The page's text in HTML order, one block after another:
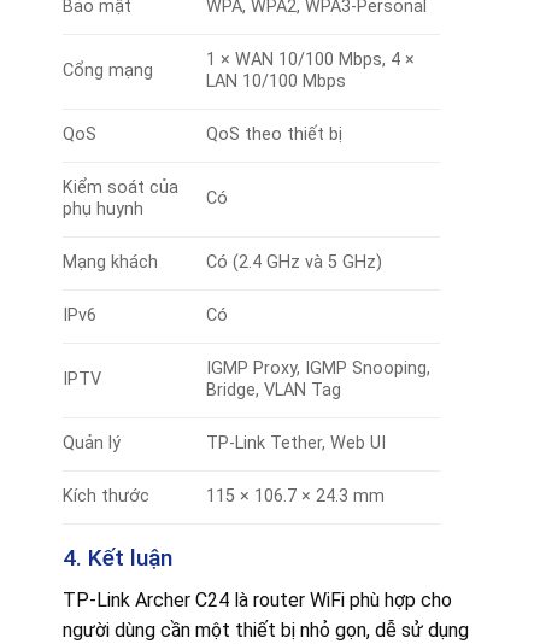
Bảo mật WPA, WPA2, WPA3-Personal
Cổng mạng
1 × WAN 10/100 Mbps, 4 ×
LAN 10/100 Mbps
QoS QoS theo thiết bị
Kiểm soát của
phụ huynh
Có
Mạng khách Có (2.4 GHz và 5 GHz)
IPv6 Có
IPTV
IGMP Proxy, IGMP Snooping,
Bridge, VLAN Tag
Quản lý TP-Link Tether, Web UI
Kích thước 115 × 106.7 × 24.3 mm
4. Kết luận
TP-Link Archer C24 là router WiFi phù hợp cho
người dùng cần một thiết bị nhỏ gọn, dễ sử dụng